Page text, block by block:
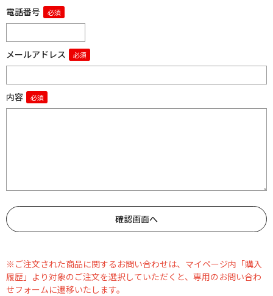
電話番号
メールアドレス
内容
※ご注文された商品に関するお問い合わせは、マイページ内「購入
履歴」より対象のご注文を選択していただくと、専用のお問い合わ
せフォームに遷移いたします。